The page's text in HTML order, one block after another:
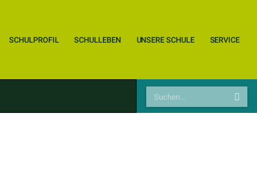
SCHULPROFIL SCHULLEBEN UNSERE SCHULE SERVICE